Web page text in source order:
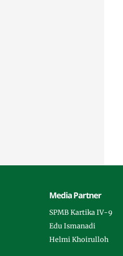
Media Partner
SPMB Kartika IV-9
Edu Ismanadi
Helmi Khoirulloh